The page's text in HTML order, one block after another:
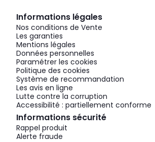
Informations légales
Nos conditions de Vente
Les garanties
Mentions légales
Données personnelles
Paramétrer les cookies
Politique des cookies
Système de recommandation
Les avis en ligne
Lutte contre la corruption
Accessibilité : partiellement conforme
Informations sécurité
Rappel produit
Alerte fraude